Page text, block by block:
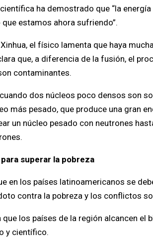
ha demostrado que “la
estamos ahora sufriendo”.
el físico lamenta que haya
que, a diferencia de la fusión, el
contaminantes.
dos núcleos poco densos son
más pesado, que produce una gran
un núcleo pesado con neutrones
superar la pobreza
en los países latinoamericanos se
contra la pobreza y los conflictos
que los países de la región alcancen el
y científico.